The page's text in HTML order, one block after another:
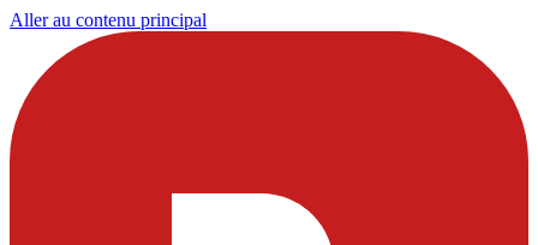
Aller au contenu principal